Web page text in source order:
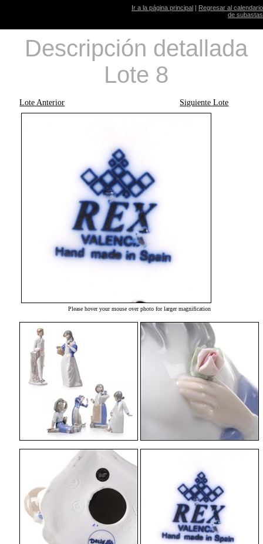
Ir a la página principal | Regresar al calendario
de subastas
Descripción detallada
Lote 8
Lote Anterior Siguiente Lote
Please hover your mouse over photo for larger magnification